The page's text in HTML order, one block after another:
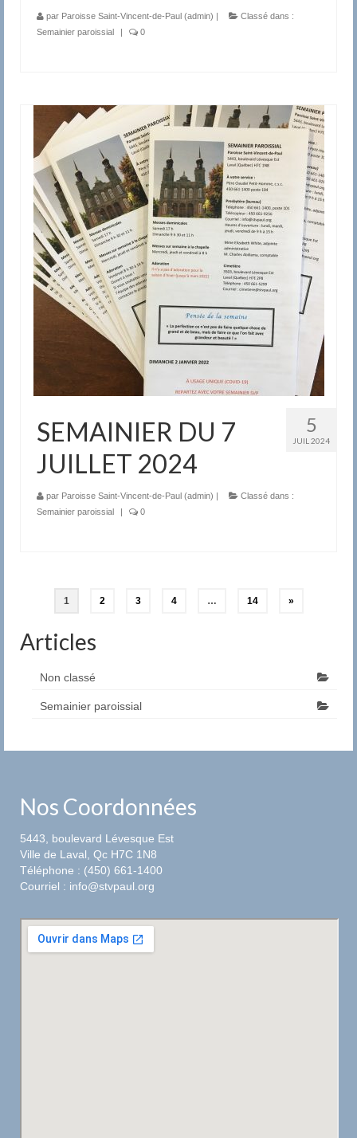
par Paroisse Saint-Vincent-de-Paul (admin) |
Classé dans :
Semainier paroissial
| 0
5
JUIL 2024
SEMAINIER DU 7
JUILLET 2024
par Paroisse Saint-Vincent-de-Paul (admin) |
Classé dans :
Semainier paroissial
| 0
1 2 3 4 … 14 »
Articles
Non classé
Semainier paroissial
Nos Coordonnées
5443, boulevard Lévesque Est
Ville de Laval, Qc H7C 1N8
Téléphone : (450) 661-1400
Courriel : info@stvpaul.org